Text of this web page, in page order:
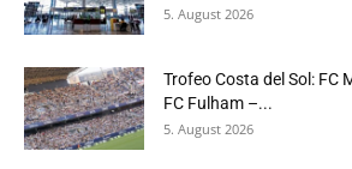
5. August 2026
Trofeo Costa del Sol: FC
FC Fulham –...
5. August 2026